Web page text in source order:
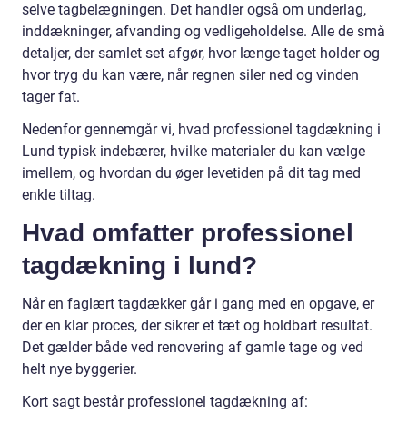
selve tagbelægningen. Det handler også om underlag,
inddækninger, afvanding og vedligeholdelse. Alle de små
detaljer, der samlet set afgør, hvor længe taget holder og
hvor tryg du kan være, når regnen siler ned og vinden
tager fat.
Nedenfor gennemgår vi, hvad professionel tagdækning i
Lund typisk indebærer, hvilke materialer du kan vælge
imellem, og hvordan du øger levetiden på dit tag med
enkle tiltag.
Hvad omfatter professionel
tagdækning i lund?
Når en faglært tagdækker går i gang med en opgave, er
der en klar proces, der sikrer et tæt og holdbart resultat.
Det gælder både ved renovering af gamle tage og ved
helt nye byggerier.
Kort sagt består professionel tagdækning af: